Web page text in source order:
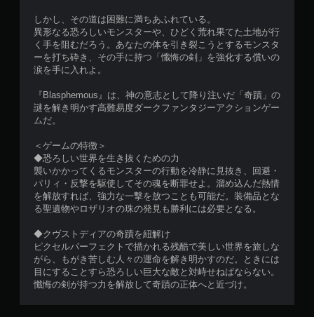
しかし、その道は困難に満ちあふれている。
異形なる恐ろしいモンスターや、ひどく荒れ果てた土地が行
く手を阻むだろう。あなたの体を引き裂こうとするモンスタ
ーを打ち砕き、その手に持つ「懺悔の剣」を強化する償いの
涙を手に入れよ。
『Blasphemous』は、神の意志として降り注いだ「奇蹟」の
謎を解き明かす高難易度ダークファンタジーアクションゲー
ムだ。
＜ゲームの特徴＞
◆恐ろしい世界を生き抜くための力
襲いかかってくるモンスターの行動を冷静に見抜き、回避・
パリィ・反撃を駆使してその魂を断罪せよ。溜め込んだ熱情
を解放すれば、強力な一撃を放つことも可能だ。装備品とな
る聖遺物やロザリオの珠の発見も勝利には必要となる。
◆クヴストディアの奇蹟を紐解け
ピクセルパーフェクトで描かれる残酷で美しい世界を旅しな
がら、もがき苦しむ人々の運命を解き明かすのだ。ときには
目にすることすら恐ろしい巨大な敵と対峙せねばならない。
懺悔の剣が持つ力を解放して奇蹟の正体へと近づけ。